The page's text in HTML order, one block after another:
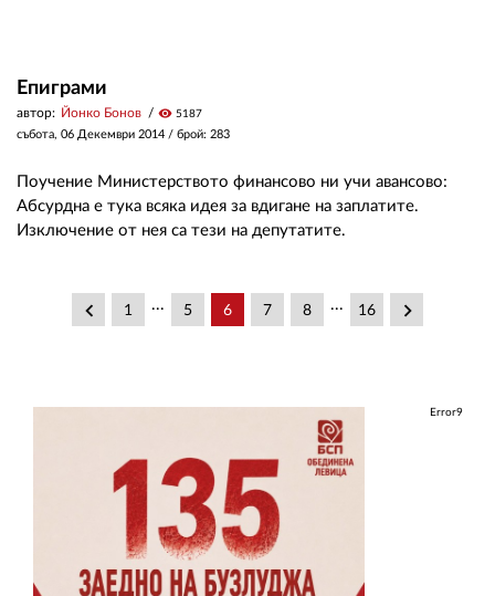
Епиграми
автор: Йонко Бонов visibility 5187
събота, 06 Декември 2014 / брой: 283
Поучение Министерството финансово ни учи авансово:
Абсурдна е тука всяка идея за вдигане на заплатите.
Изключение от нея са тези на депутатите.
keyboard_arrow_left 1 ... 5 6 7 8 ... 16 keyboard_arrow_right
Error9